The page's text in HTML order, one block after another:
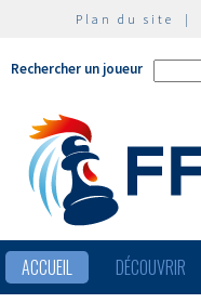
Plan du site |
Rechercher un joueur
ACCUEIL DÉCOUVRIR